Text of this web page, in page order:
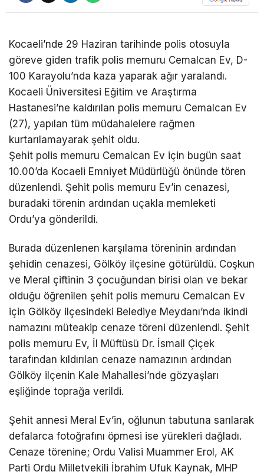
WhatsApp İhbar
Facebook
Youtube
TikTok
LinkedIn
Telegram
DÜNYA
EĞITIM
DIĞER
Kocaeli’nde 29 Haziran tarihinde polis otosuyla
göreve giden trafik polis memuru Cemalcan Ev, D-
100 Karayolu’nda kaza yaparak ağır yaralandı.
Kocaeli Üniversitesi Eğitim ve Araştırma
Hastanesi’ne kaldırılan polis memuru Cemalcan Ev
(27), yapılan tüm müdahalelere rağmen
kurtarılamayarak şehit oldu.
Şehit polis memuru Cemalcan Ev için bugün saat
10.00’da Kocaeli Emniyet Müdürlüğü önünde tören
düzenlendi. Şehit polis memuru Ev’in cenazesi,
buradaki törenin ardından uçakla memleketi
Ordu’ya gönderildi.
Burada düzenlenen karşılama töreninin ardından
şehidin cenazesi, Gölköy ilçesine götürüldü. Coşkun
ve Meral çiftinin 3 çocuğundan birisi olan ve bekar
olduğu öğrenilen şehit polis memuru Cemalcan Ev
için Gölköy ilçesindeki Belediye Meydanı’nda ikindi
namazını müteakip cenaze töreni düzenlendi. Şehit
polis memuru Ev, İl Müftüsü Dr. İsmail Çiçek
tarafından kıldırılan cenaze namazının ardından
Gölköy ilçenin Kale Mahallesi’nde gözyaşları
eşliğinde toprağa verildi.
Şehit annesi Meral Ev’in, oğlunun tabutuna sarılarak
defalarca fotoğrafını öpmesi ise yürekleri dağladı.
Cenaze törenine; Ordu Valisi Muammer Erol, AK
Parti Ordu Milletvekili İbrahim Ufuk Kaynak, MHP